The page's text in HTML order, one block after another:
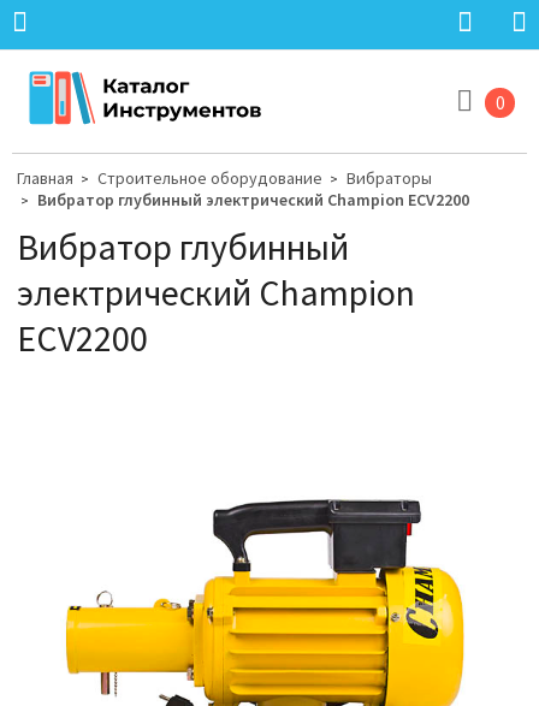
0
Главная > Строительное оборудование > Вибраторы
> Вибратор глубинный электрический Champion ECV2200
Вибратор глубинный
электрический Champion
ECV2200